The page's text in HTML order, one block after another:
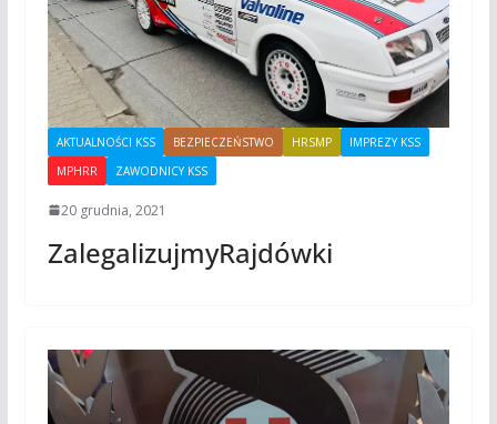
AKTUALNOŚCI KSS BEZPIECZEŃSTWO HRSMP
IMPREZY KSS
MPHRR
ZAWODNICY KSS
20 grudnia, 2021
ZalegalizujmyRajdówki